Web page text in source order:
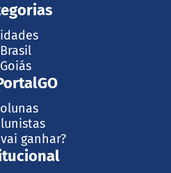
Brasil
Goiás
ganhar?